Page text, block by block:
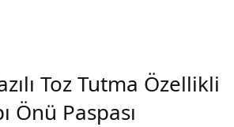
Toz Tutma Özellikli
Önü Paspası